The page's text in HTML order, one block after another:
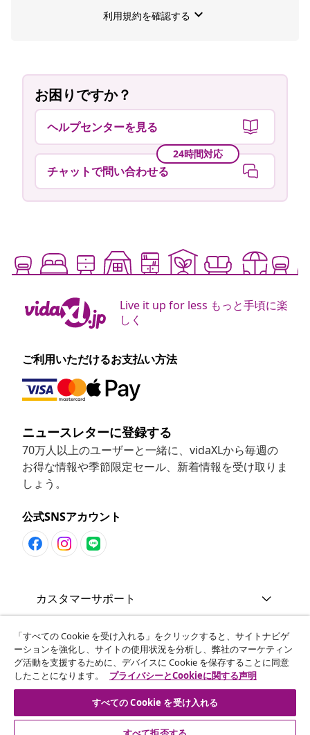
利用規約を確認する keyboard_arrow_down
お困りですか？
ヘルプセンターを見る
24時間対応
チャットで問い合わせる
Live it up for less もっと手頃に楽
しく
ご利用いただけるお支払い方法
ニュースレターに登録する
70万人以上のユーザーと一緒に、vidaXLから毎週の
お得な情報や季節限定セール、新着情報を受け取りま
しょう。
公式SNSアカウント
カスタマーサポート
ビジネス・パートナーシップ
vidaXL
その他の情報
「すべての Cookie を受け入れる」をクリックすると、サイトナビゲ
ーションを強化し、サイトの使用状況を分析し、弊社のマーケティン
グ活動を支援するために、デバイスに Cookie を保存することに同意
したことになります。
プライバシーとCookieに関する声明
すべての Cookie を受け入れる